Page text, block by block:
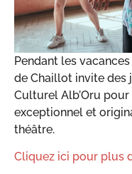
Pendant les
de Chaillot invite des
Culturel Alb’Oru
exceptionnel et
théâtre.
Cliquez ici pour plus